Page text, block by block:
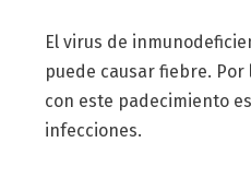
El virus de
puede causar fiebre.
con este padecimiento
infecciones.